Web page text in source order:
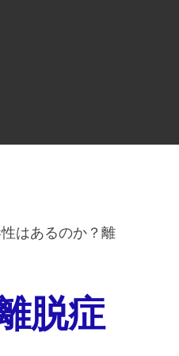
はあるのか？離
脱症